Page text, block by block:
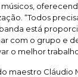
“Todos
está
com o grupo e
o melhor
maestro Cláudio